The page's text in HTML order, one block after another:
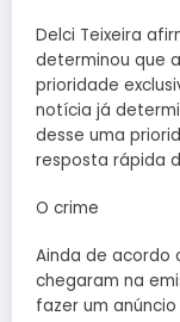
Delci Teixeira
determinou que
prioridade
notícia já
desse uma
resposta rápida
O crime
Ainda de acordo
chegaram na
fazer um